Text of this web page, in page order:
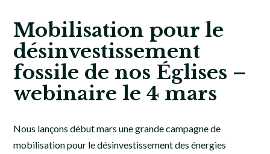
Mobilisation pour le
désinvestissement
fossile de nos Églises –
webinaire le 4 mars
Nous lançons début mars une grande campagne de
mobilisation pour le désinvestissement des énergies